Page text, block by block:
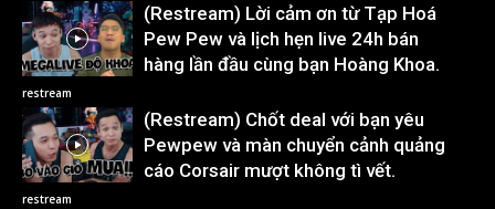
restream
(Restream) Lời cảm ơn từ Tạp Hoá
Pew Pew và lịch hẹn live 24h bán
hàng lần đầu cùng bạn Hoàng Khoa.
restream
(Restream) Chốt deal với bạn yêu
Pewpew và màn chuyển cảnh quảng
cáo Corsair mượt không tì vết.